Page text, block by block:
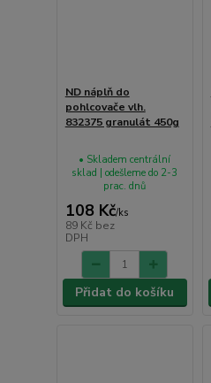
ND náplň do
pohlcovače vlh.
832375 granulát 450g
108 Kč/ks
89 Kč bez
DPH
• Skladem centrální
sklad | odešleme do 2-3
prac. dnů
Přidat do košíku